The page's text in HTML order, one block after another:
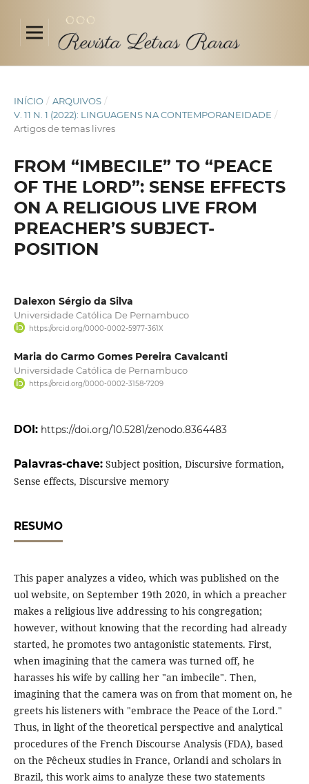
INÍCIO / ARQUIVOS /
V. 11 N. 1 (2022): LINGUAGENS NA CONTEMPORANEIDADE /
Artigos de temas livres
FROM “IMBECILE” TO “PEACE
OF THE LORD”: SENSE EFFECTS
ON A RELIGIOUS LIVE FROM
PREACHER’S SUBJECT-
POSITION
Dalexon Sérgio da Silva
Universidade Católica De Pernambuco
https://orcid.org/0000-0002-5977-361X
Maria do Carmo Gomes Pereira Cavalcanti
Universidade Católica de Pernambuco
https://orcid.org/0000-0002-3158-7209
DOI: https://doi.org/10.5281/zenodo.8364483
Palavras-chave: Subject position, Discursive formation,
Sense effects, Discursive memory
RESUMO
This paper analyzes a video, which was published on the
uol website, on September 19th 2020, in which a preacher
makes a religious live addressing to his congregation;
however, without knowing that the recording had already
started, he promotes two antagonistic statements. First,
when imagining that the camera was turned off, he
harasses his wife by calling her "an imbecile". Then,
imagining that the camera was on from that moment on, he
greets his listeners with "embrace the Peace of the Lord."
Thus, in light of the theoretical perspective and analytical
procedures of the French Discourse Analysis (FDA), based
on the Pêcheux studies in France, Orlandi and scholars in
Brazil, this work aims to analyze these two statements